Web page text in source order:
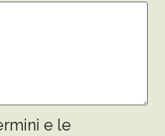
e le